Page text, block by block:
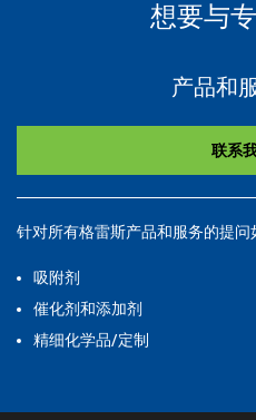
想要与
产品和
联系
针对所有格雷斯产品和服务的提问
吸附剂
催化剂和添加剂
精细化学品/定制